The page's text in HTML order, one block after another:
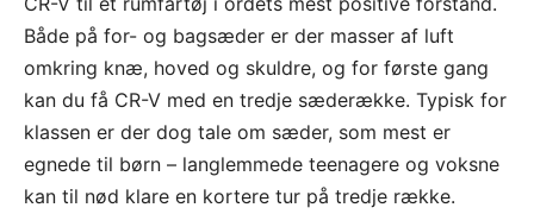
Både på for- og bagsæder er der masser af luft
omkring knæ, hoved og skuldre, og for første gang
kan du få CR-V med en tredje sæderække. Typisk for
klassen er der dog tale om sæder, som mest er
egnede til børn – langlemmede teenagere og voksne
kan til nød klare en kortere tur på tredje række.